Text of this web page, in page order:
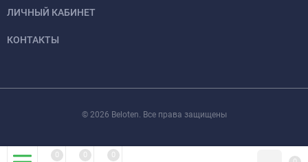
ЛИЧНЫЙ КАБИНЕТ
КОНТАКТЫ
© 2026 Beloten. Все права защищены
0 0 0